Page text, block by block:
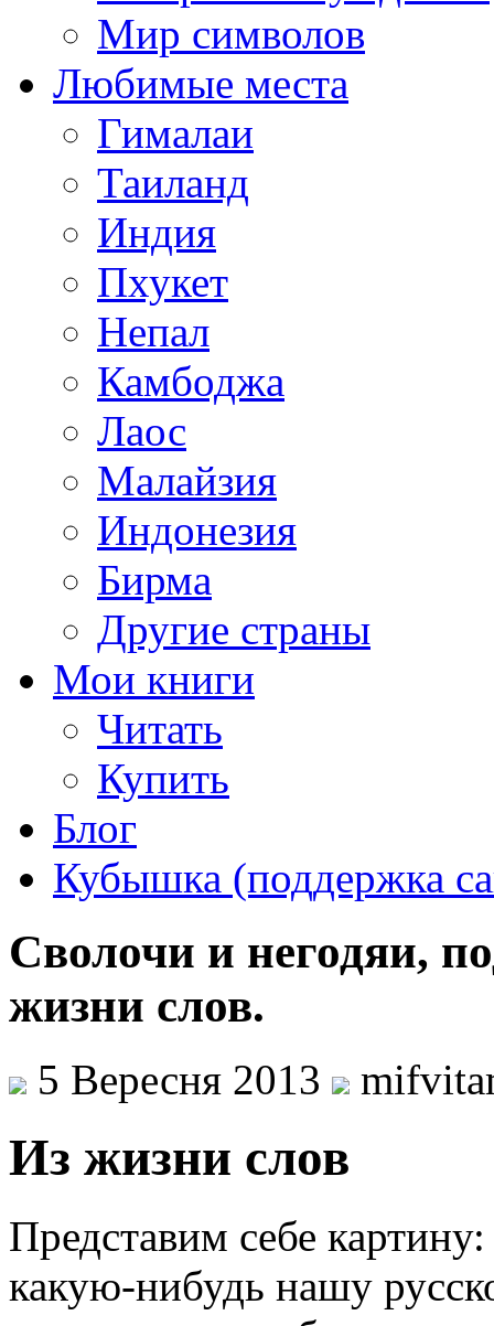
Мир символов
Любимые места
Гималаи
Таиланд
Индия
Пхукет
Непал
Камбоджа
Лаос
Малайзия
Индонезия
Бирма
Другие страны
Мои книги
Читать
Купить
Блог
Кубышка (поддержка
Сволочи и негодяи,
жизни слов.
5 Вересня 2013
Из жизни слов
Представим себе
какую-нибудь нашу